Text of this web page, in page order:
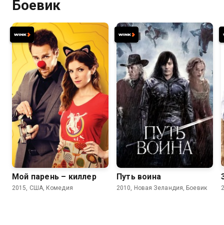
Боевик
6.4 6.3
Мой парень – киллер
2015, США, Комедия
6.3 6.3
Путь воина
2010, Новая Зеландия, Боевик